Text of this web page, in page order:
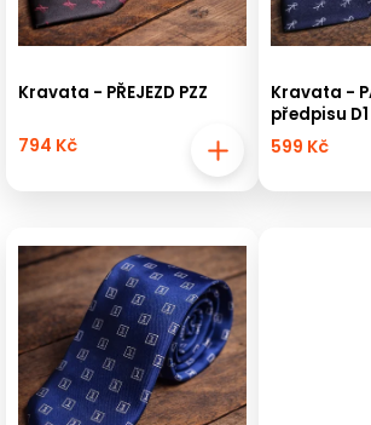
Kravata - PŘEJEZD PZZ
794 Kč
Kravata -
předpisu D1
599 Kč